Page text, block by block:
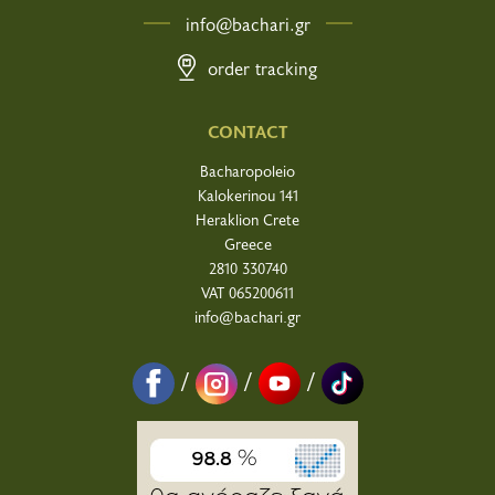
CONTACT
Bacharopoleio
Kalokerinou 141
Heraklion Crete
Greece
2810 330740
VAT 065200611
info@bachari.gr
/ / /
info@bachari.gr
order tracking